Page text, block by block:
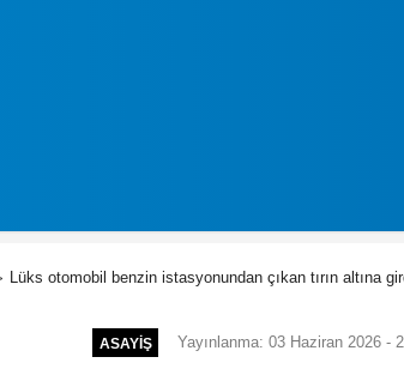
Lüks otomobil benzin istasyonundan çıkan tırın altına
ASAYIŞ Yayınlanma: 03 Haziran 2026 -